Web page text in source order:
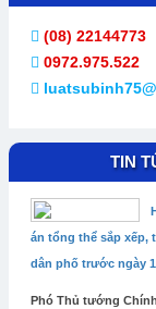
(08) 22144773
0972.975.522
TIN
án tổng thể sắp xếp,
dân phố trước ngày
Phó Thủ tướng